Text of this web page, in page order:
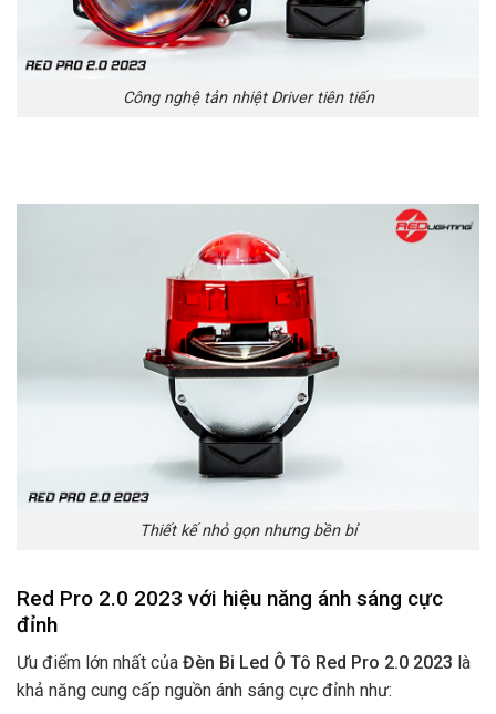
Công nghệ tản nhiệt Driver tiên tiến
Thiết kế nhỏ gọn nhưng bền bỉ
Red Pro 2.0 2023 với hiệu năng ánh sáng cực
đỉnh
Ưu điểm lớn nhất của Đèn Bi Led Ô Tô Red Pro 2.0 2023 là
khả năng cung cấp nguồn ánh sáng cực đỉnh như: